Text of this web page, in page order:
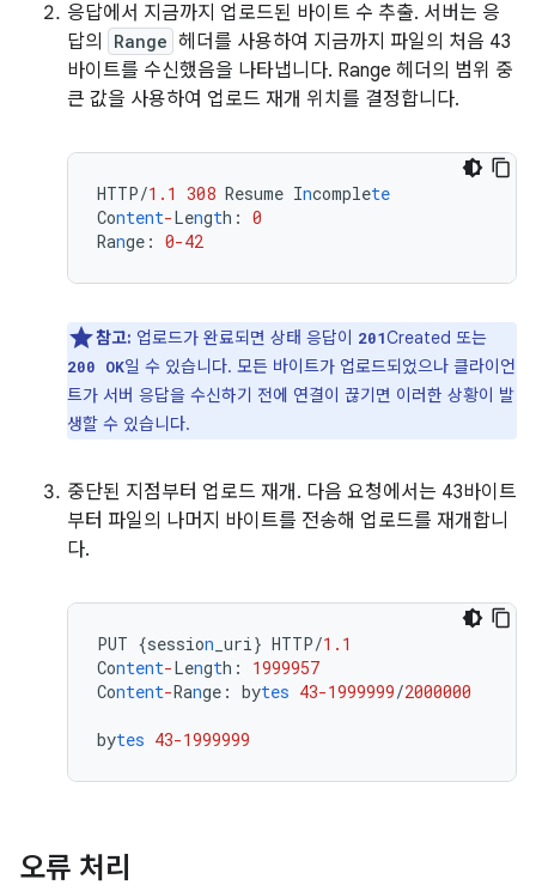
응답에서 지금까지 업로드된 바이트 수 추출. 서버는 응
답의
Range 헤더를 사용하여 지금까지 파일의 처음 43
바이트를 수신했음을 나타냅니다. Range 헤더의 범위 중
큰 값을 사용하여 업로드 재개 위치를 결정합니다.
HTTP/1.1 308 Resume Incomplete
Content-Length : 0
Range : 0-42
참고: 업로드가 완료되면 상태 응답이 201Created 또는
200 OK일 수 있습니다. 모든 바이트가 업로드되었으나 클라이언
트가 서버 응답을 수신하기 전에 연결이 끊기면 이러한 상황이 발
생할 수 있습니다.
중단된 지점부터 업로드 재개. 다음 요청에서는 43바이트
부터 파일의 나머지 바이트를 전송해 업로드를 재개합니
다.
PUT {session _uri} HTTP/1.1
Content-Length :
1999957
Content-Range : bytes 43-1999999/2000000
bytes 43-1999999
오류 처리